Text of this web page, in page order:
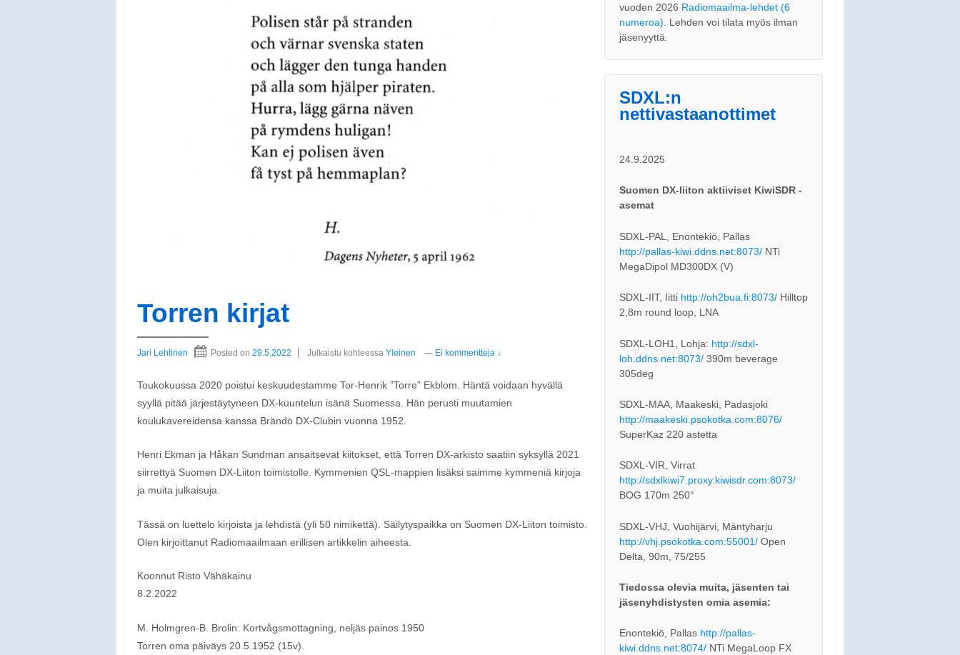
Torren kirjat
Jari Lehtinen Posted on 29.5.2022 Julkaistu kohteessa Yleinen — Ei kommentteja ↓
Toukokuussa 2020 poistui keskuudestamme Tor-Henrik ”Torre” Ekblom. Häntä voidaan hyvällä
syyllä pitää järjestäytyneen DX-kuuntelun isänä Suomessa. Hän perusti muutamien
koulukavereidensa kanssa Brändö DX-Clubin vuonna 1952.
Henri Ekman ja Håkan Sundman ansaitsevat kiitokset, että Torren DX-arkisto saatiin syksyllä 2021
siirrettyä Suomen DX-Liiton toimistolle. Kymmenien QSL-mappien lisäksi saimme kymmeniä kirjoja
ja muita julkaisuja.
Tässä on luettelo kirjoista ja lehdistä (yli 50 nimikettä). Säilytyspaikka on Suomen DX-Liiton toimisto.
Olen kirjoittanut Radiomaailmaan erillisen artikkelin aiheesta.
Koonnut Risto Vähäkainu
8.2.2022
M. Holmgren-B. Brolin: Kortvågsmottagning, neljäs painos 1950
Torren oma päiväys 20.5.1952 (15v).
vuoden 2026 Radiomaailma-lehdet (6
numeroa) . Lehden voi tilata myös ilman
jäsenyyttä.
SDXL:n
nettivastaanottimet
24.9.2025
Suomen DX-liiton aktiiviset KiwiSDR -
asemat
SDXL-PAL, Enontekiö, Pallas
http://pallas-kiwi.ddns.net:8073/NTi
MegaDipol MD300DX (V)
SDXL-IIT, Iitti http://oh2bua.fi:8073/Hilltop
2,8m round loop, LNA
SDXL-LOH1, Lohja: http://sdxl-
loh.ddns.net:8073/390m beverage
305deg
SDXL-MAA, Maakeski, Padasjoki
http://maakeski.psokotka.com:8076/
SuperKaz 220 astetta
SDXL-VIR, Virrat
http://sdxlkiwi7.proxy.kiwisdr.com:8073/
BOG 170m 250°
SDXL-VHJ, Vuohijärvi, Mäntyharju
http://vhj.psokotka.com:55001/Open
Delta, 90m, 75/255
Tiedossa olevia muita, jäsenten tai
jäsenyhdistysten omia asemia:
Enontekiö, Pallas http://pallas-
kiwi.ddns.net:8074/NTi MegaLoop FX